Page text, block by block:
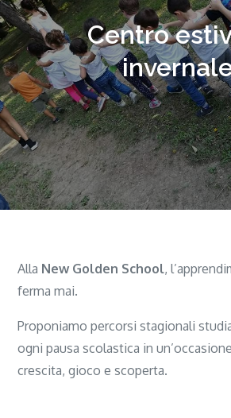
Centro
Alla New Golden School,
ferma mai.
Proponiamo percorsi stagionali
ogni pausa scolastica in
crescita, gioco e scoperta.